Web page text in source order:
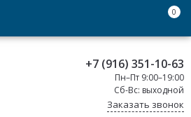
0
+7 (916) 351-10-63
Пн–Пт 9:00–19:00
Сб-Вс: выходной
Заказать звонок